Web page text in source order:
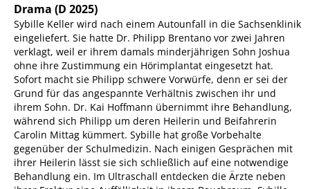
Drama (D 2025)
Sybille Keller wird nach einem Autounfall in die Sachsenklinik
eingeliefert. Sie hatte Dr. Philipp Brentano vor zwei Jahren
verklagt, weil er ihrem damals minderjährigen Sohn Joshua
ohne ihre Zustimmung ein Hörimplantat eingesetzt hat.
Sofort macht sie Philipp schwere Vorwürfe, denn er sei der
Grund für das angespannte Verhältnis zwischen ihr und
ihrem Sohn. Dr. Kai Hoffmann übernimmt ihre Behandlung,
während sich Philipp um deren Heilerin und Beifahrerin
Carolin Mittag kümmert. Sybille hat große Vorbehalte
gegenüber der Schulmedizin. Nach einigen Gesprächen mit
ihrer Heilerin lässt sie sich schließlich auf eine notwendige
Behandlung ein. Im Ultraschall entdecken die Ärzte neben